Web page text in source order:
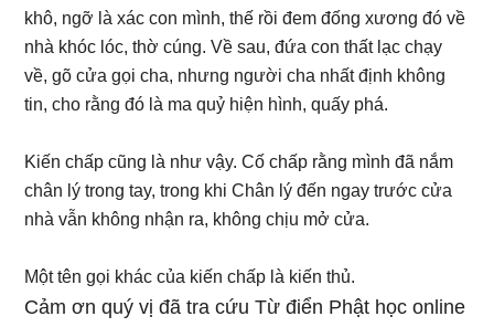
khô, ngỡ là xác con mình, thế rồi đem đống xương đó về
nhà khóc lóc, thờ cúng. Về sau, đứa con thất lạc chạy
về, gõ cửa gọi cha, nhưng người cha nhất định không
tin, cho rằng đó là ma quỷ hiện hình, quấy phá.
Kiến chấp cũng là như vậy. Cố chấp rằng mình đã nắm
chân lý trong tay, trong khi Chân lý đến ngay trước cửa
nhà vẫn không nhận ra, không chịu mở cửa.
Một tên gọi khác của kiến chấp là kiến thủ.
Cảm ơn quý vị đã tra cứu Từ điển Phật học online